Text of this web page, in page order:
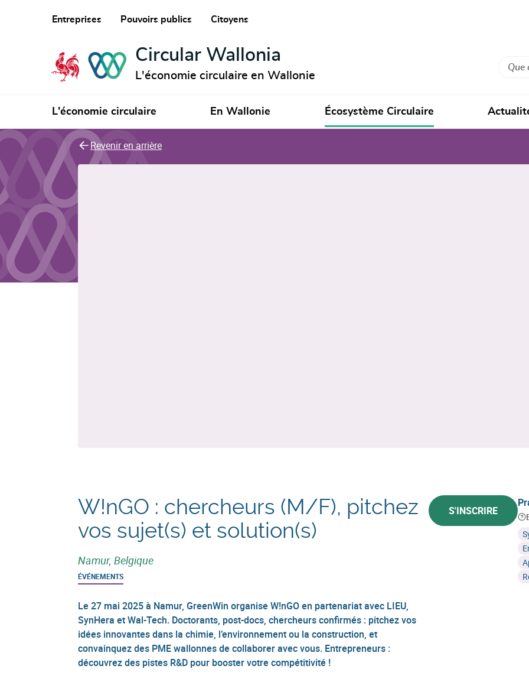
Entreprises Pouvoirs publics Citoyens
Circular Wallonia
L'économie circulaire en Wallonie
L'économie circulaire En Wallonie Écosystème Circulaire
Revenir en arrière
W!nGO : chercheurs (M/F), pitchez
vos sujet(s) et solution(s)
S'INSCRIRE
Namur, Belgique
ÉVÉNEMENTS
Le 27 mai 2025 à Namur, GreenWin organise W!nGO en partenariat avec LIEU,
SynHera et Wal-Tech. Doctorants, post-docs, chercheurs confirmés : pitchez vos
idées innovantes dans la chimie, l’environnement ou la construction, et
convainquez des PME wallonnes de collaborer avec vous. Entrepreneurs :
découvrez des pistes R&D pour booster votre compétitivité !